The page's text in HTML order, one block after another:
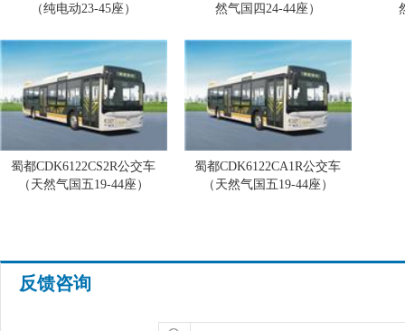
（纯电动23-45座）
然气国四24-44座）
蜀都CDK6122CS2R公交车
（天然气国五19-44座）
蜀都CDK6122CA1R公交车
（天然气国五19-44座）
反馈咨询